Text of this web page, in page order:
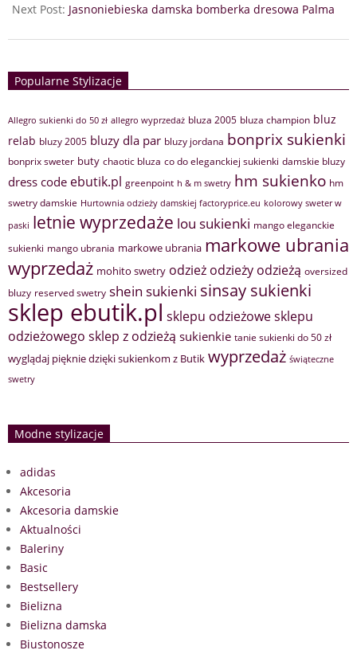
Next Post: Jasnoniebieska damska bomberka dresowa Palma
Popularne Stylizacje
Allegro sukienki do 50 zł allegro wyprzedaż bluza 2005 bluza champion bluz
relab bluzy 2005 bluzy dla par bluzy jordana bonprix sukienki
bonprix sweter buty chaotic bluza co do eleganckiej sukienki damskie bluzy
dress code ebutik.pl greenpoint h & m swetry hm sukienko hm
swetry damskie Hurtownia odzieży damskiej factoryprice.eu kolorowy sweter w
paski letnie wyprzedaże lou sukienki mango eleganckie
sukienki mango ubrania markowe ubrania markowe ubrania
wyprzedaż mohito swetry odzież odzieży odzieżą oversized
bluzy reserved swetry shein sukienki sinsay sukienki
sklep ebutik.pl sklepu odzieżowesklepu
odzieżowego sklep z odzieżą sukienkie tanie sukienki do 50 zł
wyglądaj pięknie dzięki sukienkom z Butik wyprzedaż świąteczne
swetry
Modne stylizacje
adidas
Akcesoria
Akcesoria damskie
Aktualności
Baleriny
Basic
Bestsellery
Bielizna
Bielizna damska
Biustonosze